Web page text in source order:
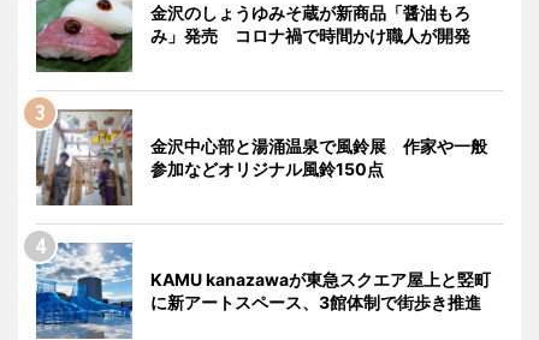
金沢のしょうゆみそ蔵が新商品「醤油もろ
み」発売 コロナ禍で時間かけ職人が開発
金沢中心部と湯涌温泉で風鈴展 作家や一般
参加などオリジナル風鈴150点
KAMU kanazawaが東急スクエア屋上と竪町
に新アートスペース、3館体制で街歩き推進